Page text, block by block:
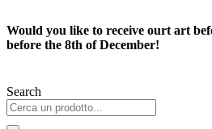
to
content
Would you like to receive ourt art
before the 8th of December!
Search